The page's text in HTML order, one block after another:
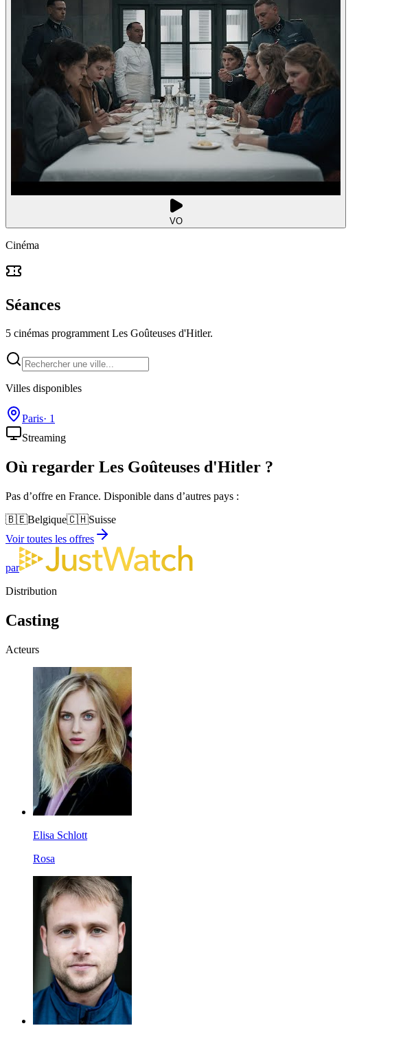
VO
Cinéma
Séances
5 cinémas programment Les Goûteuses d'Hitler.
Villes disponibles
Paris· 1
Streaming
Où regarder Les Goûteuses d'Hitler ?
Pas d’offre en France. Disponible dans d’autres pays :
🇧🇪Belgique🇨🇭Suisse
Voir toutes les offres
par
Distribution
Casting
Acteurs
Elisa Schlott
Rosa